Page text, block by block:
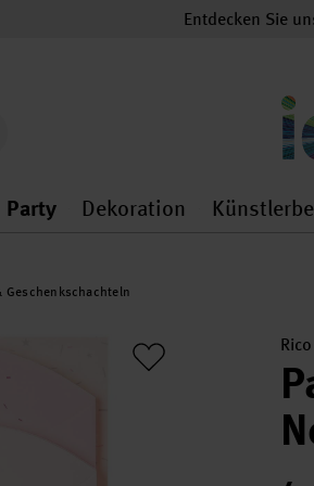
Entdecken Sie
general.openMenu
Papier general.openMenu
Party
Party general.openMenu
Dekoration
Geschenkschachteln